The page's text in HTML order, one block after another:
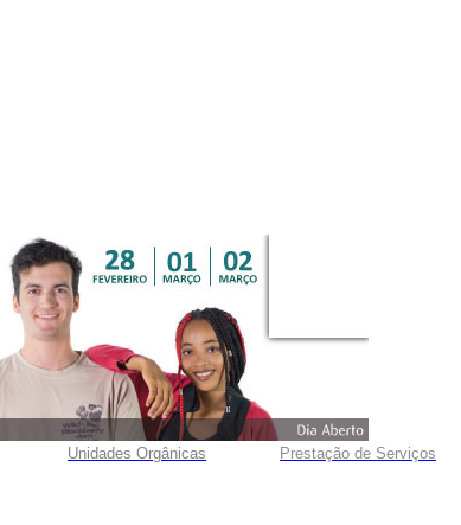
Unidades Orgânicas Prestação de Serviços